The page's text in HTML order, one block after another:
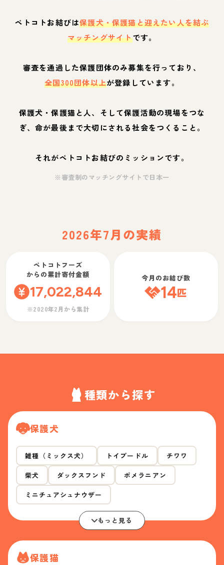
ペトコトお結びは保護犬・保護猫と迎えたい人を結ぶ
マッチングサイトです。
審査を通過した保護団体のみ募集を行っており、
全国300団体以上が登録しています。
保護犬・保護猫と人、そして保護活動の現場をつな
ぎ、命が最後まで大切にされる社会をつくること。
それがペトコトお結びのミッションです。
※審査制のマッチングサイトで日本一
2026年7月の実績
ペトコトフーズ
からの累計寄付金額
17,022,844
※2020年2月から集計
今月のお結び数
14匹
種類から探す
保護犬
雑種（ミックス犬） トイプードル チワワ
柴犬 ダックスフンド ポメラニアン
ミニチュアシュナウザー
もっと見る
保護猫